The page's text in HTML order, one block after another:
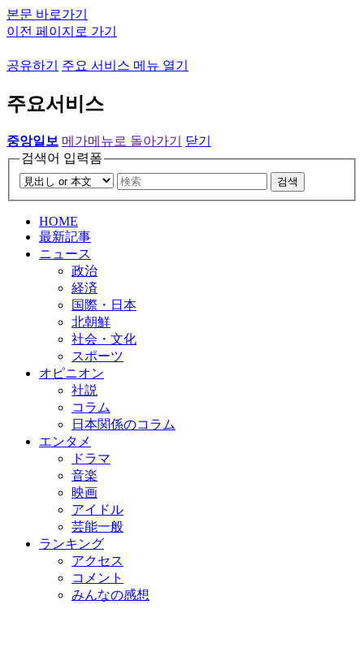
본문 바로가기
이전 페이지로 가기
공유하기 주요 서비스 메뉴 열기
주요서비스
중앙일보 메가메뉴로 돌아가기
닫기
검색어 입력폼
검색
HOME
最新記事
ニュース
政治
経済
国際・日本
北朝鮮
社会・文化
スポーツ
オピニオン
社説
コラム
日本関係のコラム
エンタメ
ドラマ
音楽
映画
アイドル
芸能一般
ランキング
アクセス
コメント
みんなの感想